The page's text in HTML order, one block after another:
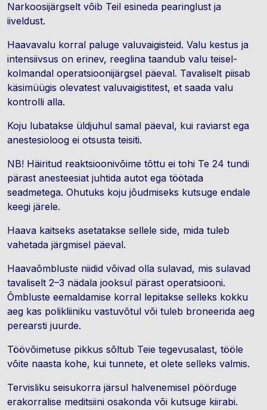
Narkoosijärgselt võib Teil esineda pearinglust ja
iiveldust.
Haavavalu korral paluge valuvaigisteid. Valu kestus ja
intensiivsus on erinev, reeglina taandub valu teisel-
kolmandal operatsioonijärgsel päeval. Tavaliselt piisab
käsimüügis olevatest valuvaigistitest, et saada valu
kontrolli alla.
Koju lubatakse üldjuhul samal päeval, kui raviarst ega
anestesioloog ei otsusta teisiti.
NB! Häiritud reaktsioonivõime tõttu ei tohi Te 24 tundi
pärast anesteesiat juhtida autot ega töötada
seadmetega. Ohutuks koju jõudmiseks kutsuge endale
keegi järele.
Haava kaitseks asetatakse sellele side, mida tuleb
vahetada järgmisel päeval.
Haavaõmbluste niidid võivad olla sulavad, mis sulavad
tavaliselt 2–3 nädala jooksul pärast operatsiooni.
Õmbluste eemaldamise korral lepitakse selleks kokku
aeg kas polikliiniku vastuvõtul või tuleb broneerida aeg
perearsti juurde.
Töövõimetuse pikkus sõltub Teie tegevusalast, tööle
võite naasta kohe, kui tunnete, et olete selleks valmis.
Tervisliku seisukorra järsul halvenemisel pöörduge
erakorralise meditsiini osakonda või kutsuge kiirabi.